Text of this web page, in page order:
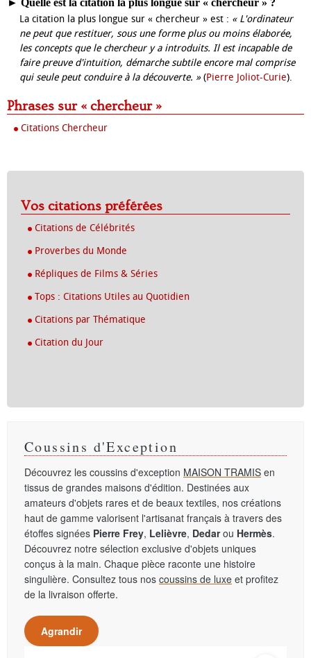
► Quelle est la citation la plus longue sur « chercheur » ?
La citation la plus longue sur « chercheur » est : « L'ordinateur
ne peut que restituer, sous une forme plus ou moins élaborée,
les concepts que le chercheur y a introduits. Il est incapable de
faire preuve d'intuition, démarche subtile encore mal comprise
qui seule peut conduire à la découverte. »(Pierre Joliot-Curie).
Phrases sur « chercheur »
Citations Chercheur
Vos citations préférées
Citations de Célébrités
Proverbes du Monde
Répliques de Films & Séries
Tops : Citations Utiles au Quotidien
Citations par Thématique
Citation du Jour
Coussins d'Exception
Découvrez les coussins d'exception MAISON TRAMIS en
tissus de grandes maisons d'édition. Destinées aux
amateurs d'objets rares et de beaux textiles, nos créations
haut de gamme valorisent l'artisanat français à travers des
étoffes signées Pierre Frey, Lelièvre, Dedarou Hermès.
Découvrez notre sélection exclusive d'objets uniques
conçus à la main. Chaque pièce raconte une histoire
singulière. Consultez tous nos coussins de luxe et profitez
de la livraison offerte.
Agrandir